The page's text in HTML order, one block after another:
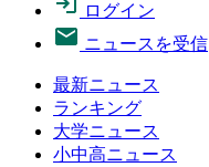
ログイン
ニュースを受信
最新ニュース
ランキング
大学ニュース
小中高ニュース